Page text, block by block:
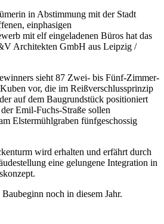
in Abstimmung mit der Stadt
einphasigen
mit elf eingeladenen Büros hat das
Architekten GmbH aus Leipzig /
sieht 87 Zwei- bis Fünf-Zimmer-
vor, die im Reißverschlussprinzip
auf dem Baugrundstück positioniert
Emil-Fuchs-Straße sollen
Elstermühlgraben fünfgeschossig
wird erhalten und erfährt durch
eine gelungene Integration in
noch in diesem Jahr.